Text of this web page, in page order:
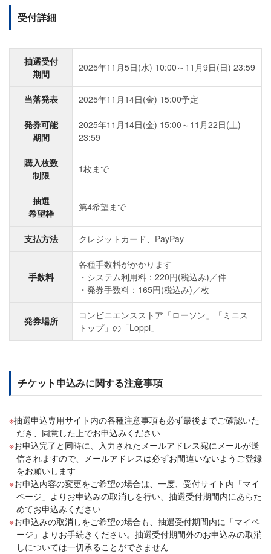
受付詳細
抽選受付
期間
2025年11月5日(水) 10:00～11月9日(日) 23:59
当落発表 2025年11月14日(金) 15:00予定
発券可能
期間
2025年11月14日(金) 15:00～11月22日(土)
23:59
購入枚数
制限
1枚まで
抽選
希望枠
第4希望まで
支払方法 クレジットカード、PayPay
手数料
各種手数料がかかります
システム利用料：220円(税込み)／件
発券手数料：165円(税込み)／枚
発券場所
コンビニエンスストア「ローソン」「ミニス
トップ」の「Loppi」
チケット申込みに関する注意事項
抽選申込専用サイト内の各種注意事項も必ず最後までご確認いた
だき、同意した上でお申込みください
お申込完了と同時に、入力されたメールアドレス宛にメールが送
信されますので、メールアドレスは必ずお間違いないようご登録
をお願いします
お申込内容の変更をご希望の場合は、一度、受付サイト内「マイ
ページ」よりお申込みの取消しを行い、抽選受付期間内にあらた
めてお申込みください
お申込みの取消しをご希望の場合も、抽選受付期間内に「マイペ
ージ」よりお手続きください。抽選受付期間外のお申込みの取消
しについては一切承ることができません